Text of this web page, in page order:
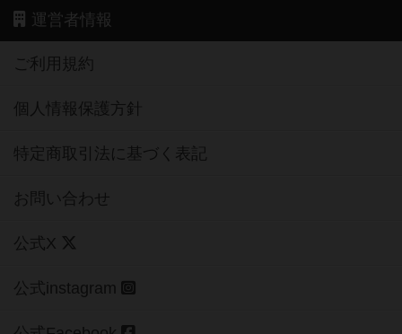
運営者情報
ご利用規約
個人情報保護方針
特定商取引法に基づく表記
お問い合わせ
公式X
公式instagram